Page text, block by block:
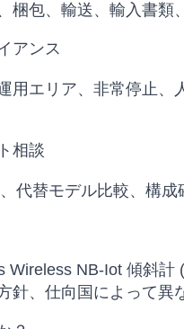
梱包、輸送、輸入書類
アンス
用エリア、非常停止
相談
代替モデル比較、構
Wireless NB-Iot 傾斜計
針、仕向国によって異